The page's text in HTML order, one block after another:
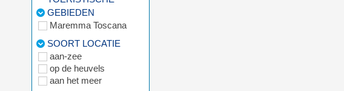
GEBIEDEN
Maremma Toscana
SOORT LOCATIE
aan-zee
op de heuvels
aan het meer